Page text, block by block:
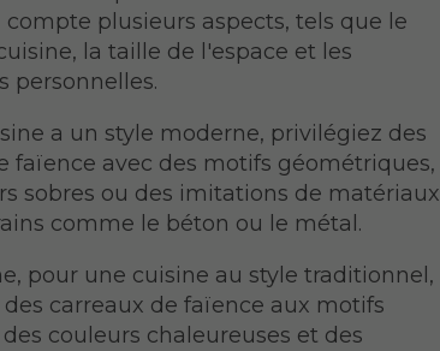
plusieurs aspects, tels que le
la taille de l'espace et les
personnelles.
a un style moderne, privilégiez des
faïence avec des motifs géométriques,
sobres ou des imitations de matériaux
comme le béton ou le métal.
pour une cuisine au style traditionnel,
carreaux de faïence aux motifs
couleurs chaleureuses et des